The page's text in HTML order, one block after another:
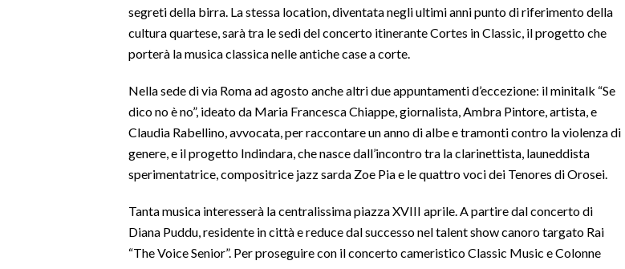
segreti della birra. La stessa location, diventata negli ultimi anni punto di riferimento della
cultura quartese, sarà tra le sedi del concerto itinerante Cortes in Classic, il progetto che
porterà la musica classica nelle antiche case a corte.
Nella sede di via Roma ad agosto anche altri due appuntamenti d’eccezione: il minitalk “Se
dico no è no”, ideato da Maria Francesca Chiappe, giornalista, Ambra Pintore, artista, e
Claudia Rabellino, avvocata, per raccontare un anno di albe e tramonti contro la violenza di
genere, e il progetto Indindara, che nasce dall’incontro tra la clarinettista, launeddista
sperimentatrice, compositrice jazz sarda Zoe Pia e le quattro voci dei Tenores di Orosei.
Tanta musica interesserà la centralissima piazza XVIII aprile. A partire dal concerto di
Diana Puddu, residente in città e reduce dal successo nel talent show canoro targato Rai
“The Voice Senior”. Per proseguire con il concerto cameristico Classic Music e Colonne